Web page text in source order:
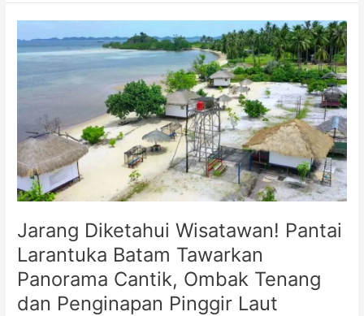
Jarang Diketahui Wisatawan! Pantai
Larantuka Batam Tawarkan
Panorama Cantik, Ombak Tenang
dan Penginapan Pinggir Laut
Diketahui
Wisatawan!
Batam
Tawarkan
Panorama
Cantik,
Ombak
dan
Penginapan
Pinggir
Laut